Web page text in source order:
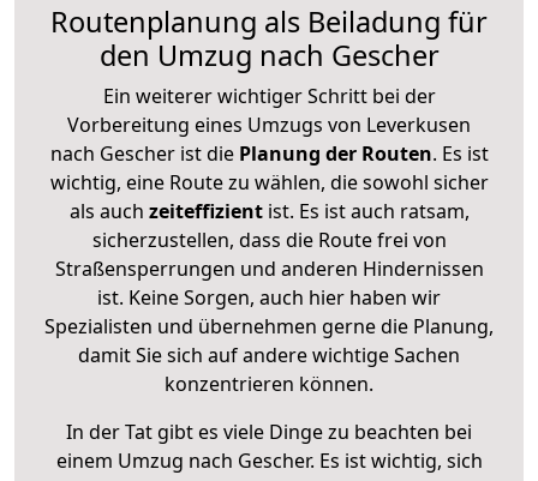
Routenplanung als Beiladung für
den Umzug nach Gescher
Ein weiterer wichtiger Schritt bei der
Vorbereitung eines Umzugs von Leverkusen
nach Gescher ist diePlanung der Routen. Es ist
wichtig, eine Route zu wählen, die sowohl sicher
als auch zeiteffizientist. Es ist auch ratsam,
sicherzustellen, dass die Route frei von
Straßensperrungen und anderen Hindernissen
ist. Keine Sorgen, auch hier haben wir
Spezialisten und übernehmen gerne die Planung,
damit Sie sich auf andere wichtige Sachen
konzentrieren können.
In der Tat gibt es viele Dinge zu beachten bei
einem Umzug nach Gescher. Es ist wichtig, sich